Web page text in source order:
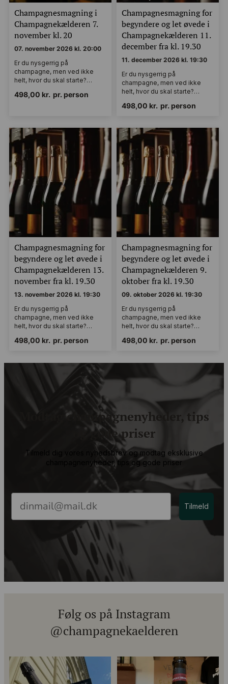
Champagnesmagning i
Champagnekælderen 7.
november kl. 20
07. november 2026 kl. 20:00
Er du nysgerrig på
champagne, men ved ikke
helt, hvor du skal starte?…
498,00 kr. pr. person
Champagnesmagning for
begyndere og let øvede i
Champagnekælderen 11.
december fra kl. 19.30
11. december 2026 kl. 19:30
Er du nysgerrig på
champagne, men ved ikke
helt, hvor du skal starte?…
498,00 kr. pr. person
Champagnesmagning for
begyndere og let øvede i
Champagnekælderen 13.
november fra kl. 19.30
13. november 2026 kl. 19:30
Er du nysgerrig på
champagne, men ved ikke
helt, hvor du skal starte?…
498,00 kr. pr. person
Champagnesmagning for
begyndere og let øvede i
Champagnekælderen 9.
oktober fra kl. 19.30
09. oktober 2026 kl. 19:30
Er du nysgerrig på
champagne, men ved ikke
helt, hvor du skal starte?…
498,00 kr. pr. person
Modtag champagnenyheder, tips
og gode priser
Tilmeld dig vores nyhedsbrev og modtag eksklusive
champagnenyheder, tips og gode priser
Email
Tilmeld
Følg os på Instagram
@champagnekaelderen
Kun 8 billetter tilbage til vores
fredagssmagning ...
Mød Gaspard Brochet 333.F Brut
Nature: den du skal
Få en rabatkode på 100 kroner
Tilmeld dig vores nyhedsbrev og modtag
champagnenyheder, tips og gode priser
Ved at indsende formularen accepterer du at
modtage SMS og e-mails fra Champagnekælderen
ApS. Afmeld når som helst ved at svare STOP eller
unsubscribe.
Se voresPrivatlivspolitik og Handelsbetingelser.